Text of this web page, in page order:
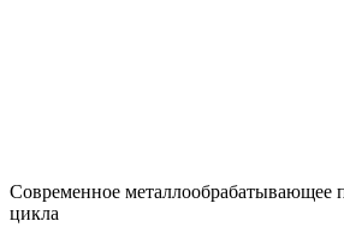
Современное металлообрабатывающее
цикла